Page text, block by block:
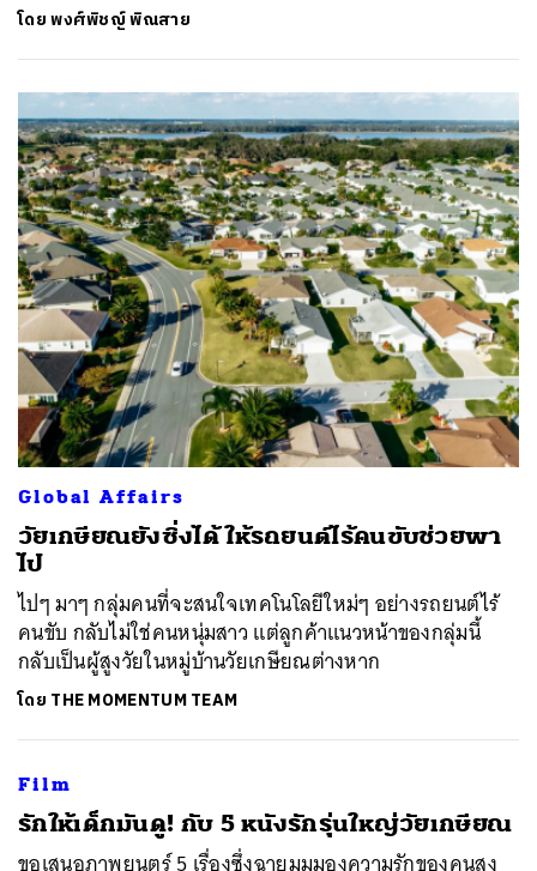
โดยพงศ์พิชญ์ พิณสาย
Global Affairs
วัยเกษียณยังซิ่งได้ ให้รถยนต์ไร้คนขับช่วยพา
ไป
ไปๆ มาๆ กลุ่มคนที่จะสนใจเทคโนโลยีใหม่ๆ อย่างรถยนต์ไร้
คนขับ กลับไม่ใช่คนหนุ่มสาว แต่ลูกค้าแนวหน้าของกลุ่มนี้
กลับเป็นผู้สูงวัยในหมู่บ้านวัยเกษียณต่างหาก
โดย THE MOMENTUM TEAM
Film
รักให้เด็กมันดู! กับ 5 หนังรักรุ่นใหญ่วัยเกษียณ
ขอเสนอภาพยนตร์ 5 เรื่องซึ่งฉายมุมมองความรักของคนสูง